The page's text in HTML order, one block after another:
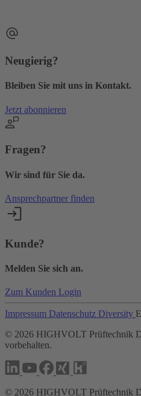
Neugierig?
Bleiben Sie mit uns in Kontakt.
Jetzt abonnieren
Fragen?
Wir sind für Sie da.
Ansprechpartner finden
Kunde?
Melden Sie sich an.
Zum Kunden Login
Impressum Datenschutz Diversity
© 2026 HIGHVOLT Prüftechnik
vorbehalten.
© 2026 HIGHVOLT Prüftechnik